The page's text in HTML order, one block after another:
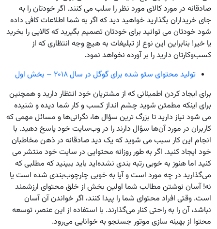
صادقانه در مورد کالای مورد نظر را سلب می‌ کنند. اگر خودتان را به
جای خریداران بگذارید خواهید دید که اگر به شما اطلاعات کافی داده
شود خودتان می‌ توانید برای خودتان تصمیم بگیرید که کالایی را بخرید
یا خیر! بنابراین این نوع از تبلیغات به هیچ وجه انتظاری که از
کسب‌وکارتان دارید را بر آورده نخواهد نمود.
تولید محتوای سئو شده برای گوگل در سال ۲۰۱۸ – بخش اول
برای ایجاد کردن اطمینانی که از مشتریان خود انتظار دارید و همچنین
برای اینکه مطمئن شوید چشم ‌انداز کسب و کار شما دیده و شنیده
می‌ شود نیاز دارید تا بزرگ ‌ترین سؤال‌ ها، نگرانی‌ها و مسائل مهمی که
کاربران در مورد آن‌ها سؤال دارند را در وب‌سایت خود پاسخ دهید. با
انجام این کار سبب می ‌شوید که یک دید صادقانه در ذهن مخاطبان
خود ایجاد کنید. اگر به طور روزانه محتوایی در سایت خود منتشر می
‌کنید اما هنوز به خوبی رتبه ‌بندی نشده‌اید باید ببینید که مطلبی که
می‌گذارید در چه مورد است و آیا به خوبی چارچوب‌بندی شده است یا
نه! آسان نوشتن مطالب شما اولین بخش از خلق محتوای ارزشمند
است. وقتی افراد محتوای شما را پیدا کنند، اگر خواندن آن آسان
نباشد، آن را به راحتی کنار می‌گذارند. با استفاده از این عنصر، توسعه
محتوا از بهینه سازی موتور جستجو به خوانایی می‌رود.